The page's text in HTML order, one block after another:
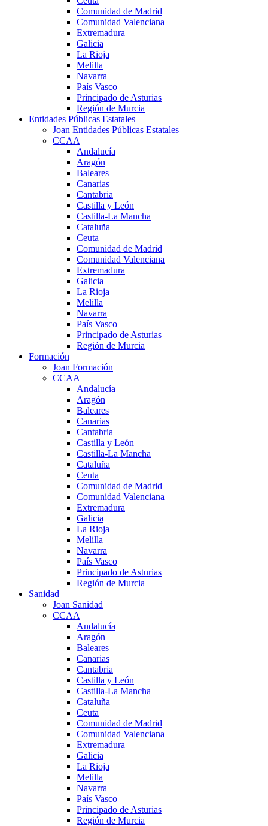
Comunidad de Madrid
Comunidad Valenciana
Extremadura
Galicia
La Rioja
Melilla
Navarra
País Vasco
Principado de Asturias
Región de Murcia
Entidades Públicas Estatales
Joan Entidades Públicas Estatales
CCAA
Andalucía
Aragón
Baleares
Canarias
Cantabria
Castilla y León
Castilla-La Mancha
Cataluña
Ceuta
Comunidad de Madrid
Comunidad Valenciana
Extremadura
Galicia
La Rioja
Melilla
Navarra
País Vasco
Principado de Asturias
Región de Murcia
Formación
Joan Formación
CCAA
Andalucía
Aragón
Baleares
Canarias
Cantabria
Castilla y León
Castilla-La Mancha
Cataluña
Ceuta
Comunidad de Madrid
Comunidad Valenciana
Extremadura
Galicia
La Rioja
Melilla
Navarra
País Vasco
Principado de Asturias
Región de Murcia
Sanidad
Joan Sanidad
CCAA
Andalucía
Aragón
Baleares
Canarias
Cantabria
Castilla y León
Castilla-La Mancha
Cataluña
Ceuta
Comunidad de Madrid
Comunidad Valenciana
Extremadura
Galicia
La Rioja
Melilla
Navarra
País Vasco
Principado de Asturias
Región de Murcia